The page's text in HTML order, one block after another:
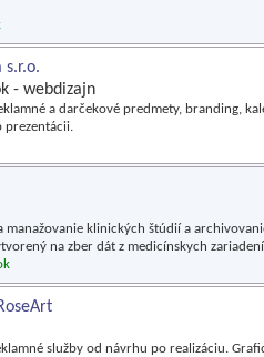
s.r.o.
- webdizajn
a darčekové predmety, branding,
prezentácii.
manažovanie klinických štúdií a
na zber dát z medicínskych
služby od návrhu po realizáciu.